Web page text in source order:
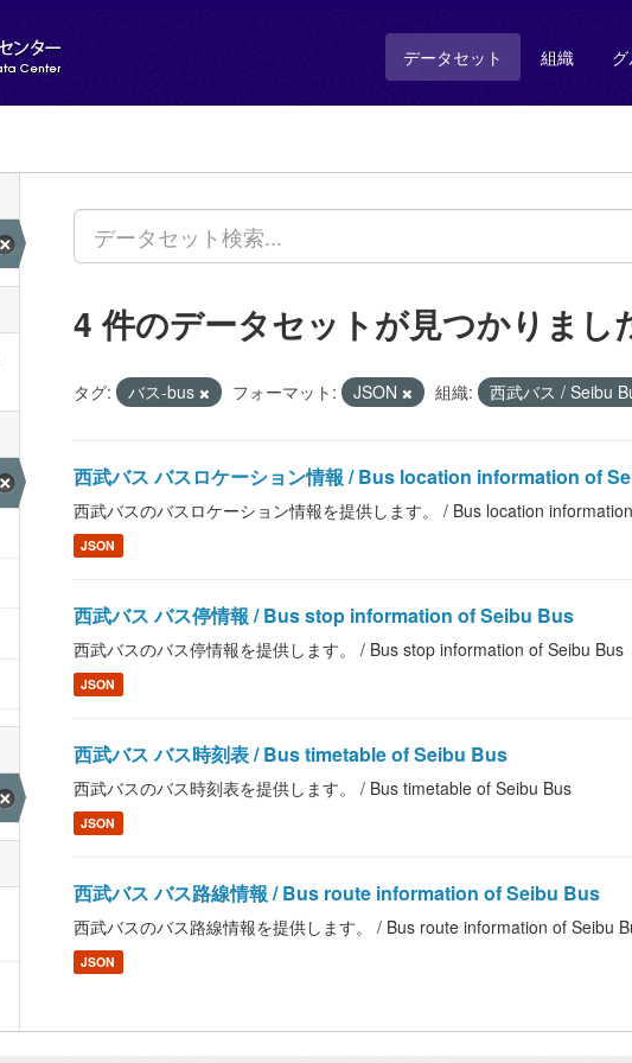
データセット 組織
4 件のデータセットが見つかりまし
タグ: バス-bus フォーマット: JSON 組織: 西武バス / Seibu
西武バス バスロケーション情報 / Bus location information of
西武バスのバスロケーション情報を提供します。 / Bus location
JSON
西武バス バス停情報 / Bus stop information of Seibu Bus
西武バスのバス停情報を提供します。 / Bus stop information of Seibu Bus
JSON
西武バス バス時刻表 / Bus timetable of Seibu Bus
西武バスのバス時刻表を提供します。 / Bus timetable of Seibu Bus
JSON
西武バス バス路線情報 / Bus route information of Seibu Bus
西武バスのバス路線情報を提供します。 / Bus route information of Seibu
JSON